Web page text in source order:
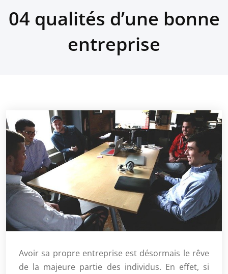
04 qualités d’une bonne
entreprise
Avoir sa propre entreprise est désormais le rêve
de la majeure partie des individus. En effet, si